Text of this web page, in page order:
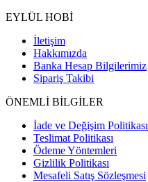
EYLÜL HOBİ
İletişim
Hakkımızda
Banka Hesap Bilgilerimiz
Sipariş Takibi
ÖNEMLİ BİLGİLER
İade ve Değişim Politikası
Teslimat Politikası
Ödeme Yöntemleri
Gizlilik Politikası
Mesafeli Satış Sözleşmesi